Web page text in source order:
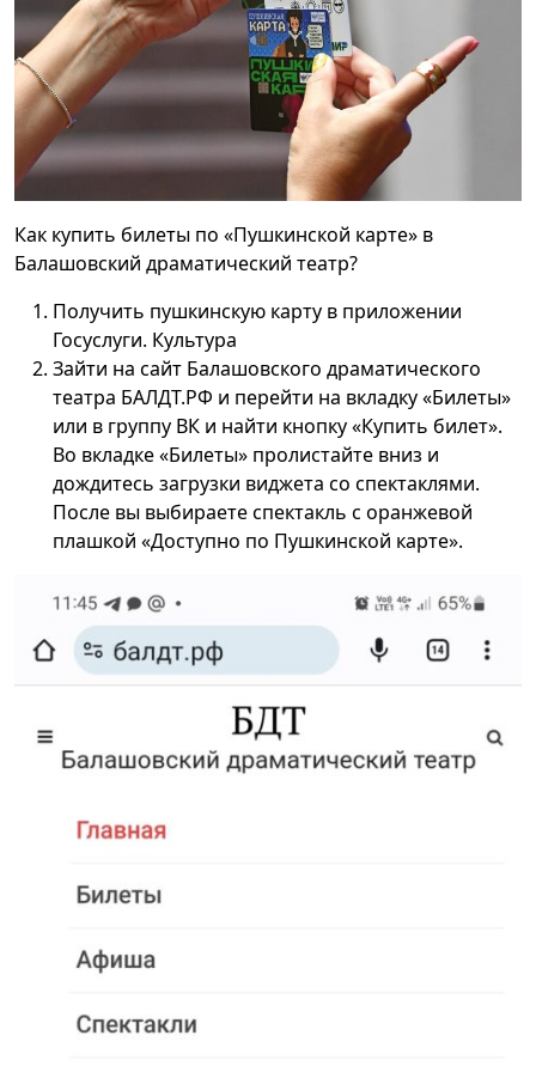
Как купить билеты по «Пушкинской карте» в
Балашовский драматический театр?
Получить пушкинскую карту в приложении
Госуслуги. Культура
Зайти на сайт Балашовского драматического
театра БАЛДТ.РФ и перейти на вкладку «Билеты»
или в группу ВК и найти кнопку «Купить билет».
Во вкладке «Билеты» пролистайте вниз и
дождитесь загрузки виджета со спектаклями.
После вы выбираете спектакль с оранжевой
плашкой «Доступно по Пушкинской карте».